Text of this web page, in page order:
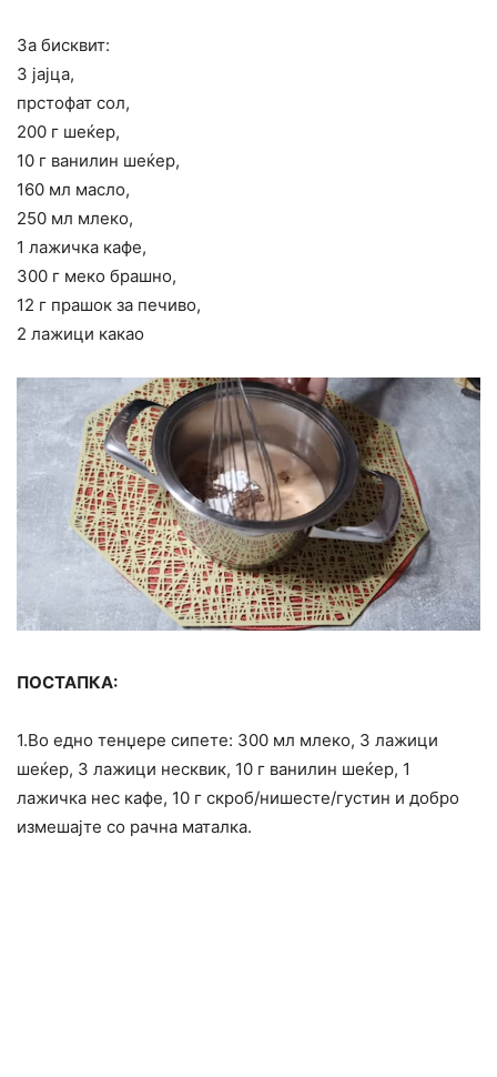
За бисквит:
3 јајца,
прстофат сол,
200 г шеќер,
10 г ванилин шеќер,
160 мл масло,
250 мл млеко,
1 лажичка кафе,
300 г меко брашно,
12 г прашок за печиво,
2 лажици какао
ПОСТАПКА:
1.Во едно тенџере сипете: 300 мл млеко, 3 лажици
шеќер, 3 лажици несквик, 10 г ванилин шеќер, 1
лажичка нес кафе, 10 г скроб/нишесте/густин и добро
измешајте со рачна маталка.